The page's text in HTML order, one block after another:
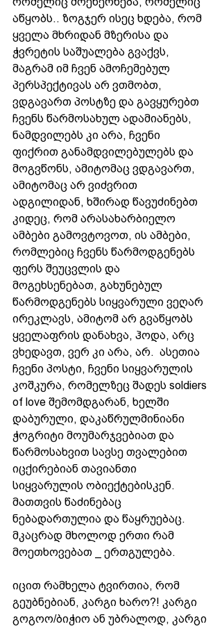
აწყობს.. ზოგჯერ ისეც ხდება, რომ
ყველა მხრიდან მზერისა და
ჭვრეტის საშუალება გვაქვს,
მაგრამ იმ ჩვენ ამოჩემებულ
პერსპექტივას არ ვთმობთ,
ვდგავართ პოსტზე და გავყურებთ
ჩვენს წარმოსახულ ადამიანებს,
ნამდვილებს კი არა, ჩვენი
ფიქრით განამდვილებულებს და
მოგვწონს, ამიტომაც ვდგავართ,
ამიტომაც არ ვიძვრით
ადგილიდან, ხშირად წავუძინებთ
კიდეც, რომ არასახარბიელო
ამბები გამოვტოვოთ, ის ამბები,
რომლებიც ჩვენს წარმოდგენებს
ფერს შეუცვლის და
მოგეხსენებათ, გახუნებულ
წარმოდგენებს სიყვარული ვეღარ
ირეკლავს, ამიტომ არ გვაწყობს
ყველაფრის დანახვა, ჰოდა, არც
ვხედავთ, ვერ კი არა, არ.  ასეთია
ჩვენი პოსტი, ჩვენი სიყვარულის
კოშკურა, რომელზეც შადეს soldiers
of love შემომდგარან, ხელში
დაბურული, დაკაწრულმინიანი
ჭოგრიტი მოუმარჯვებიათ და
წარმოსახვით სავსე თვალებით
იცქირებიან თავიანთი
სიყვარულის ობიექტებისკენ.
მათთვის წაძინებაც
ნებადართულია და წაყრუებაც.
მკაცრად მხოლოდ ერთი რამ
მოეთხოვებათ _ ერთგულება.
იცით რამხელა ტვირთია, რომ
გეუბნებიან, კარგი ხარო?! კარგი
გოგოო/ბიჭიო ან უბრალოდ, კარგი